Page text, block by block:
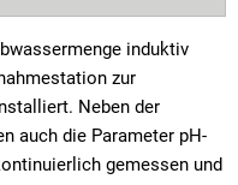
induktiv
zur
Neben der
auch die Parameter pH-
gemessen und